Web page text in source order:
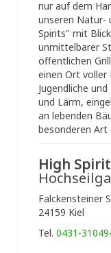
nur auf dem
unseren Natur-
Spirits" mit
unmittelbarer
öffentlichen
einen Ort voller
Jugendliche
und Lärm,
an lebenden
besonderen Art
High
Falckensteiner
24159 Kiel
Tel. 0431-